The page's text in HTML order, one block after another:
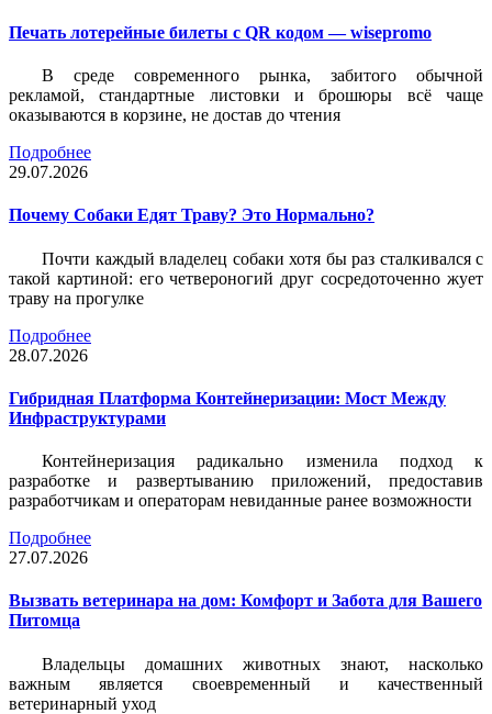
Печать лотерейные билеты c QR кодом — wisepromo
В среде современного рынка, забитого обычной
рекламой, стандартные листовки и брошюры всё чаще
оказываются в корзине, не достав до чтения
Подробнее
29.07.2026
Почему Собаки Едят Траву? Это Нормально?
Почти каждый владелец собаки хотя бы раз сталкивался с
такой картиной: его четвероногий друг сосредоточенно жует
траву на прогулке
Подробнее
28.07.2026
Гибридная Платформа Контейнеризации: Мост Между
Инфраструктурами
Контейнеризация радикально изменила подход к
разработке и развертыванию приложений, предоставив
разработчикам и операторам невиданные ранее возможности
Подробнее
27.07.2026
Вызвать ветеринара на дом: Комфорт и Забота для Вашего
Питомца
Владельцы домашних животных знают, насколько
важным является своевременный и качественный
ветеринарный уход